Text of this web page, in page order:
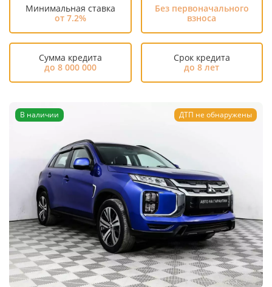
Минимальная ставка
от 7.2%
Без первоначального
взноса
Сумма кредита
до 8 000 000
Срок кредита
до 8 лет
В наличии ДТП не обнаружены